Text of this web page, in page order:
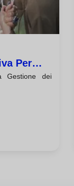
Per
Gestione dei